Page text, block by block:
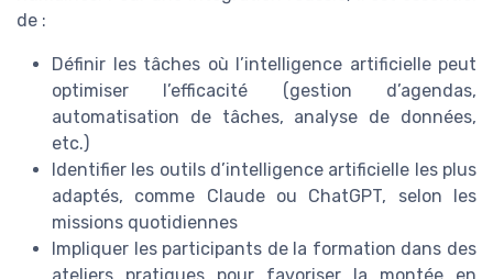
de :
Définir les tâches où l’intelligence artificielle peut
optimiser l’efficacité (gestion d’agendas,
automatisation de tâches, analyse de données,
etc.)
Identifier les outils d’intelligence artificielle les plus
adaptés, comme Claude ou ChatGPT, selon les
missions quotidiennes
Impliquer les participants de la formation dans des
ateliers pratiques pour favoriser la montée en